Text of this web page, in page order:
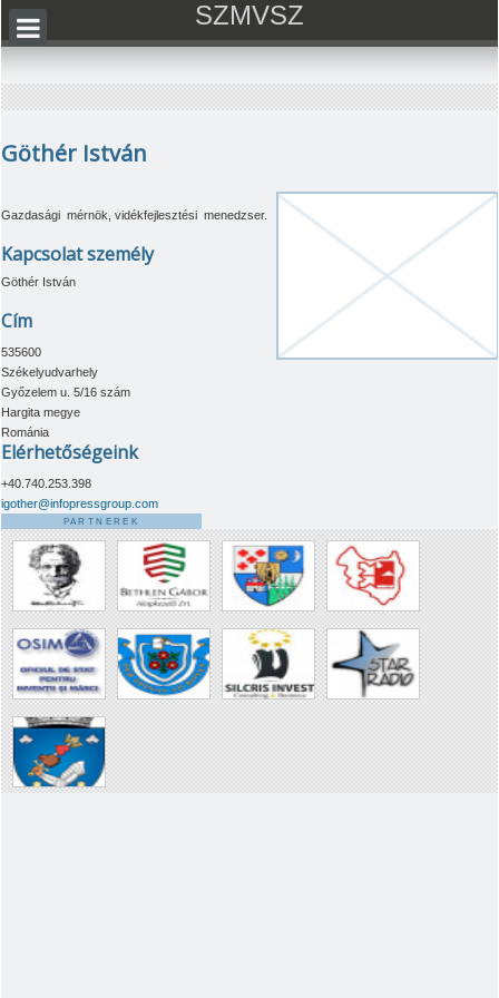
SZMVSZ
Göthér István
Gazdasági mérnök, vidékfejlesztési menedzser.
Kapcsolat személy
Göthér István
Cím
535600
Székelyudvarhely
Győzelem u. 5/16 szám
Hargita megye
Románia
Elérhetőségeink
+40.740.253.398
igother@infopressgroup.com
PARTNEREK